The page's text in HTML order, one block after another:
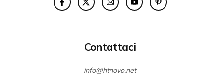
Contattaci
info@htnovo.net